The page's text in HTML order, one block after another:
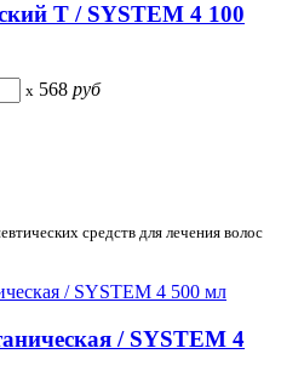
T / SYSTEM 4 100
x 568 руб
средств для лечения волос
/ SYSTEM 4